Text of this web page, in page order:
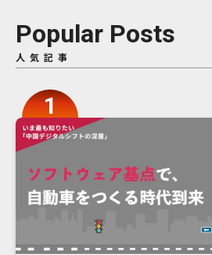
Popular Posts
人気記事